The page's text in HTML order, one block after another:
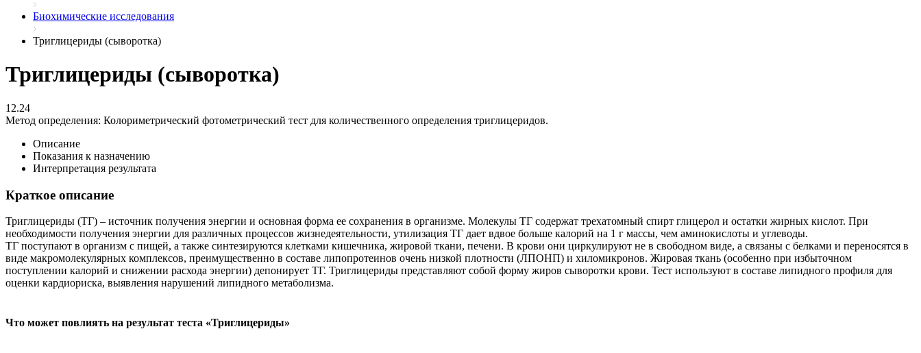
Биохимические исследования
Триглицериды (сыворотка)
Триглицериды (сыворотка)
12.24
Метод определения: Колориметрический фотометрический тест для количественного определения триглицеридов.
Описание
Показания к назначению
Интерпретация результата
Краткое описание
Триглицериды (ТГ) – источник получения энергии и основная форма ее сохранения в организме. Молекулы ТГ содержат трехатомный спирт глицерол и остатки жирных кислот. При
необходимости получения энергии для различных процессов жизнедеятельности, утилизация ТГ дает вдвое больше калорий на 1 г массы, чем аминокислоты и углеводы.
ТГ поступают в организм с пищей, а также синтезируются клетками кишечника, жировой ткани, печени. В крови они циркулируют не в свободном виде, а связаны с белками и переносятся в
виде макромолекулярных комплексов, преимущественно в составе липопротеинов очень низкой плотности (ЛПОНП) и хиломикронов. Жировая ткань (особенно при избыточном
поступлении калорий и снижении расхода энергии) депонирует ТГ. Триглицериды представляют собой форму жиров сыворотки крови. Тест используют в составе липидного профиля для
оценки кардиориска, выявления нарушений липидного метаболизма.
Что может повлиять на результат теста «Триглицериды»